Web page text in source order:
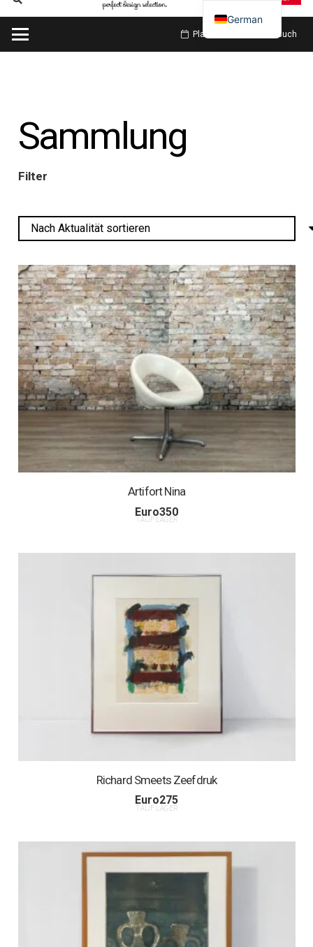
Planen Sie meinen Besuch
Sammlung
Filter
Artifort Nina
Euro350
1 AUF LAGER
Richard Smeets Zeefdruk
Euro275
1 AUF LAGER
German